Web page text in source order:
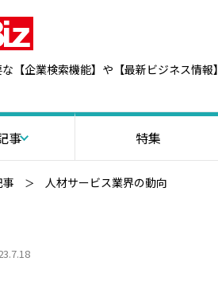
【企業検索機能】や【最新ビジネス情報】
事 特集
人材サービス業界の動向